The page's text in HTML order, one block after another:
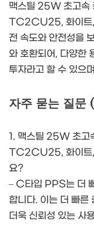
맥스틸 25W 초고
TC2CU25, 화이트,
전 속도와 안전성을
와 호환되어, 다양한
투자라고 할 수 있으
자주 묻는 질문
1. 맥스틸 25W 초
TC2CU25, 화이트,
요?
– C타입 PPS는 더
합니다. 이는 더 빠른
더욱 신뢰성 있는 사